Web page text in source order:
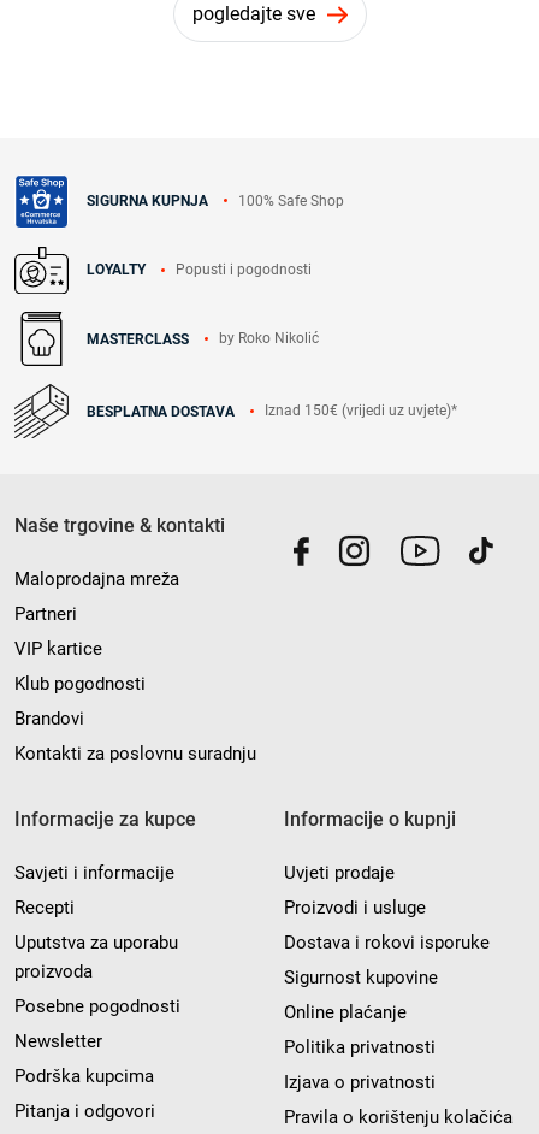
pogledajte sve
SIGURNA KUPNJA 100% Safe Shop
LOYALTY Popusti i pogodnosti
MASTERCLASS by Roko Nikolić
BESPLATNA DOSTAVA Iznad 150€ (vrijedi uz uvjete)*
Naše trgovine & kontakti
Maloprodajna mreža
Partneri
VIP kartice
Klub pogodnosti
Brandovi
Kontakti za poslovnu suradnju
Informacije za kupce
Savjeti i informacije
Recepti
Uputstva za uporabu
proizvoda
Posebne pogodnosti
Newsletter
Podrška kupcima
Pitanja i odgovori
Informacije o kupnji
Uvjeti prodaje
Proizvodi i usluge
Dostava i rokovi isporuke
Sigurnost kupovine
Online plaćanje
Politika privatnosti
Izjava o privatnosti
Pravila o korištenju kolačića